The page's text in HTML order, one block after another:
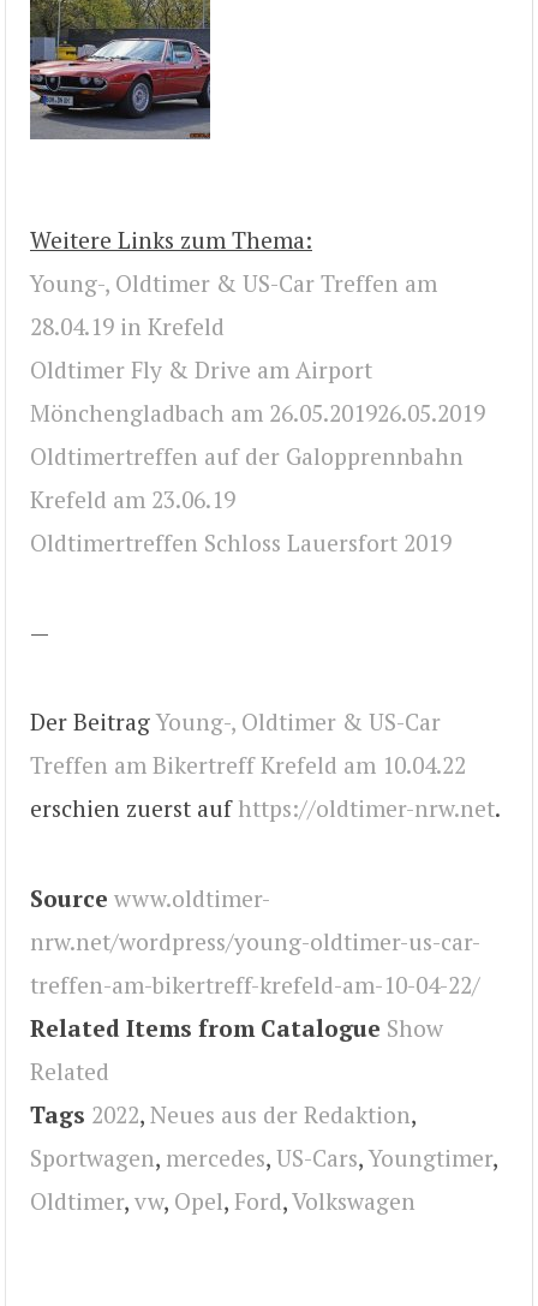
Weitere Links zum Thema:
Young-, Oldtimer & US-Car Treffen am
28.04.19 in Krefeld
Oldtimer Fly & Drive am Airport
Mönchengladbach am 26.05.201926.05.2019
Oldtimertreffen auf der Galopprennbahn
Krefeld am 23.06.19
Oldtimertreffen Schloss Lauersfort 2019
—
Der BeitragYoung-, Oldtimer & US-Car
Treffen am Bikertreff Krefeld am 10.04.22
erschien zuerst auf https://oldtimer-nrw.net.
Source www.oldtimer-
nrw.net/wordpress/young-oldtimer-us-car-
treffen-am-bikertreff-krefeld-am-10-04-22/
Related Items from Catalogue Show
Related
Tags 2022, Neues aus der Redaktion,
Sportwagen, mercedes, US-Cars,Youngtimer,
Oldtimer, vw, Opel, Ford,Volkswagen